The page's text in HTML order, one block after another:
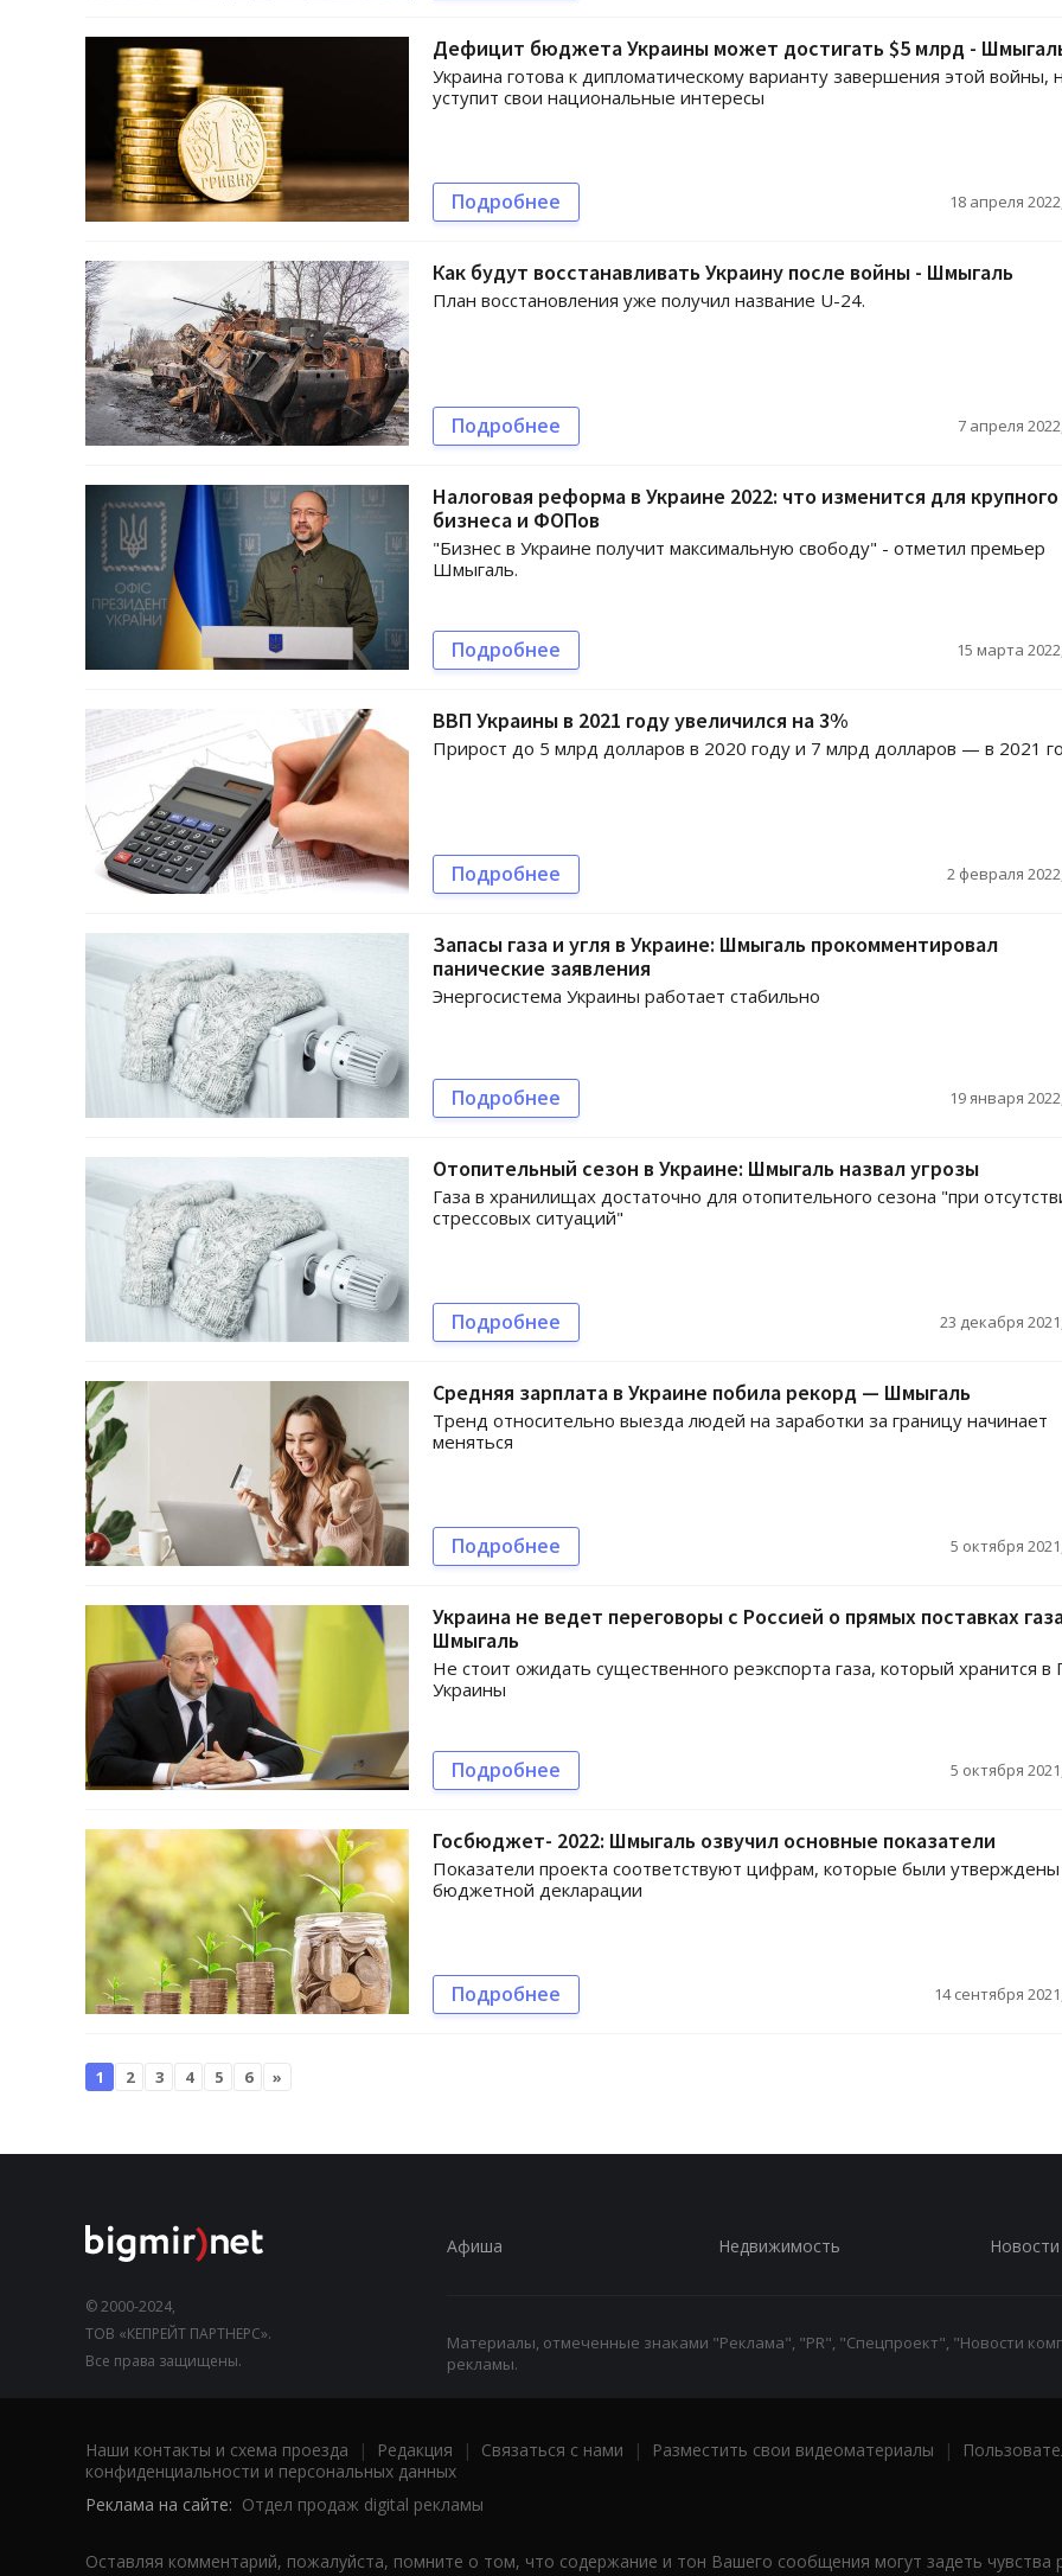
Дефицит бюджета Украины может достигать $5 млрд -
Украина готова к дипломатическому варианту завершения этой войны,
уступит свои национальные интересы
Подробнее 18 апреля
Как будут восстанавливать Украину после войны - Шмыгаль
План восстановления уже получил название U-24.
Подробнее 7 апреля
Налоговая реформа в Украине 2022: что изменится для крупного
бизнеса и ФОПов
"Бизнес в Украине получит максимальную свободу" - отметил премьер
Шмыгаль.
Подробнее 15 марта
ВВП Украины в 2021 году увеличился на 3%
Прирост до 5 млрд долларов в 2020 году и 7 млрд долларов — в 2021
Подробнее 2 февраля
Запасы газа и угля в Украине: Шмыгаль прокомментировал
панические заявления
Энергосистема Украины работает стабильно
Подробнее 19 января
Отопительный сезон в Украине: Шмыгаль назвал угрозы
Газа в хранилищах достаточно для отопительного сезона "при
стрессовых ситуаций"
Подробнее 23 декабря
Средняя зарплата в Украине побила рекорд — Шмыгаль
Тренд относительно выезда людей на заработки за границу начинает
меняться
Подробнее 5 октября
Украина не ведет переговоры с Россией о прямых поставках
Шмыгаль
Не стоит ожидать существенного реэкспорта газа, который хранится в
Украины
Подробнее 5 октября
Госбюджет- 2022: Шмыгаль озвучил основные показатели
Показатели проекта соответствуют цифрам, которые были утверждены
бюджетной декларации
Подробнее 14 сентября
1 2 3 4 5 6 »
© 2000-2024,
ТОВ «КЕПРЕЙТ ПАРТНЕРС».
Все права защищены.
Афиша Недвижимость Новости
Материалы, отмеченные знаками "Реклама", "PR", "Спецпроект", "Новости
рекламы.
Наши контакты и схема проезда | Редакция | Связаться с нами | Разместить свои видеоматериалы |
конфиденциальности и персональных данных
Реклама на сайте: Отдел продаж digital рекламы
Оставляя комментарий, пожалуйста, помните о том, что содержание и тон Вашего сообщения могут задеть чувства